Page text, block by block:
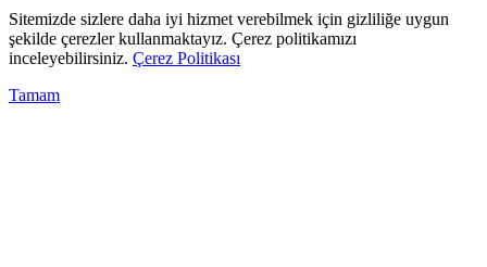
Sitemizde sizlere daha iyi hizmet verebilmek için gizliliğe uygun
şekilde çerezler kullanmaktayız. Çerez politikamızı
inceleyebilirsiniz. Çerez Politikası
Tamam